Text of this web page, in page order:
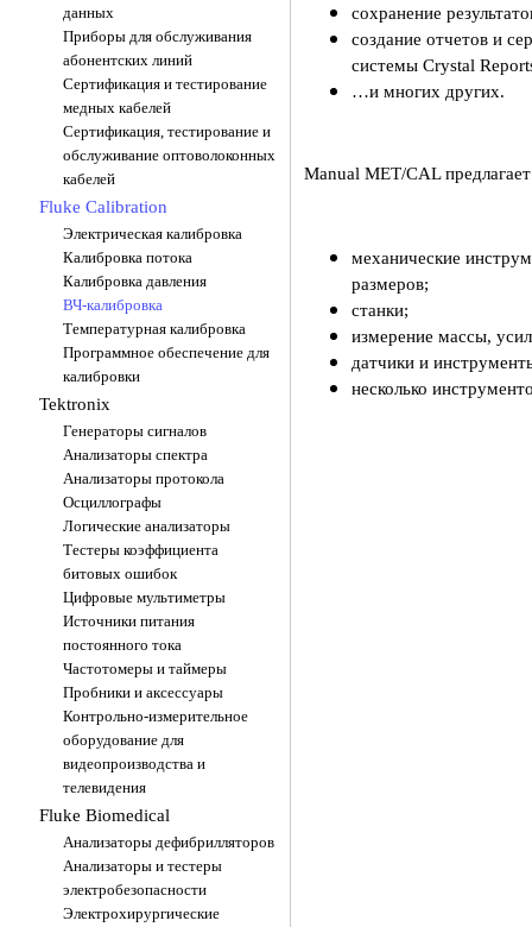
данных
Приборы для обслуживания
абонентских линий
Сертификация и тестирование
медных кабелей
Сертификация, тестирование и
обслуживание оптоволоконных
кабелей
Fluke Calibration
Электрическая калибровка
Калибровка потока
Калибровка давления
ВЧ-калибровка
Температурная калибровка
Программное обеспечение для
калибровки
Tektronix
Генераторы сигналов
Анализаторы спектра
Анализаторы протокола
Осциллографы
Логические анализаторы
Тестеры коэффициента
битовых ошибок
Цифровые мультиметры
Источники питания
постоянного тока
Частотомеры и таймеры
Пробники и аксессуары
Контрольно-измерительное
оборудование для
видеопроизводства и
телевидения
Fluke Biomedical
Анализаторы дефибрилляторов
Анализаторы и тестеры
электробезопасности
Электрохирургические
сохранение
создание отчетов и
системы Crystal
…и многих других.
Manual MET/CAL
механические
размеров;
станки;
измерение массы,
датчики и
несколько